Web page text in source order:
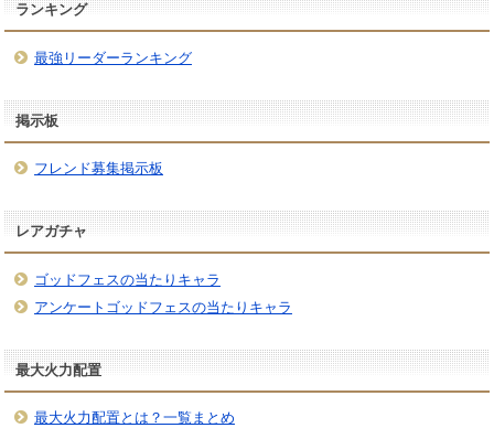
ランキング
最強リーダーランキング
掲示板
フレンド募集掲示板
レアガチャ
ゴッドフェスの当たりキャラ
アンケートゴッドフェスの当たりキャラ
最大火力配置
最大火力配置とは？一覧まとめ